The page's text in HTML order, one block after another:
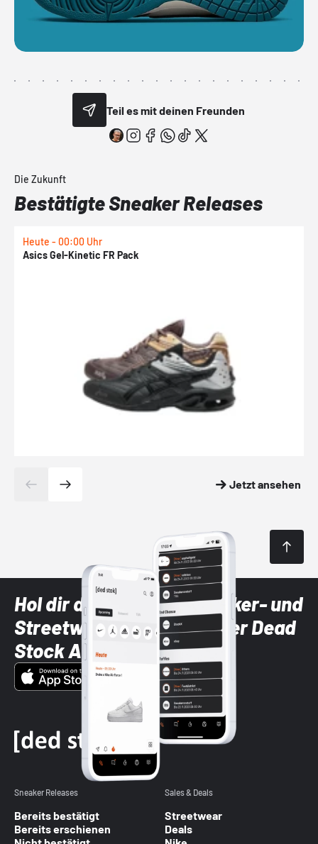
Teil es mit deinen Freunden
Die Zukunft
Bestätigte Sneaker Releases
Heute - 00:00 Uhr
Asics Gel-Kinetic FR Pack
Jetzt ansehen
Hol dir die neuesten Sneaker- und
Streetwear-Brands mit der Dead
Stock App
Sneaker Releases
Bereits bestätigt
Bereits erschienen
Sales & Deals
Streetwear
Deals